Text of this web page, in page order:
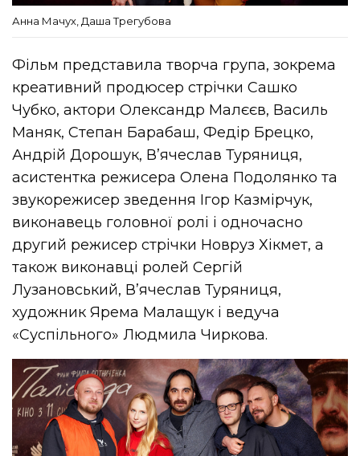
Анна Мачух, Даша Трегубова
Фільм представила творча група, зокрема
креативний продюсер стрічки Сашко
Чубко, актори Олександр Малєєв, Василь
Маняк, Степан Барабаш, Федір Брецко,
Андрій Дорошук, Вʼячеслав Туряниця,
асистентка режисера Олена Подолянко та
звукорежисер зведення Ігор Казмірчук,
виконавець головної ролі і одночасно
другий режисер стрічки Новруз Хікмет, а
також виконавці ролей Сергій
Лузановський, Вʼячеслав Туряниця,
художник Ярема Малащук і ведуча
«Суспільного» Людмила Чиркова.